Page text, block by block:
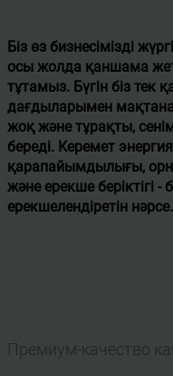
Біз өз бизнесімізді
осы жолда қаншама
тұтамыз. Бүгін біз тек
дағдыларымен
жоқ және тұрақты,
береді. Керемет
қарапайымдылығы,
және ерекше беріктігі -
ерекшелендіретін нәрсе.
Премиум-качество